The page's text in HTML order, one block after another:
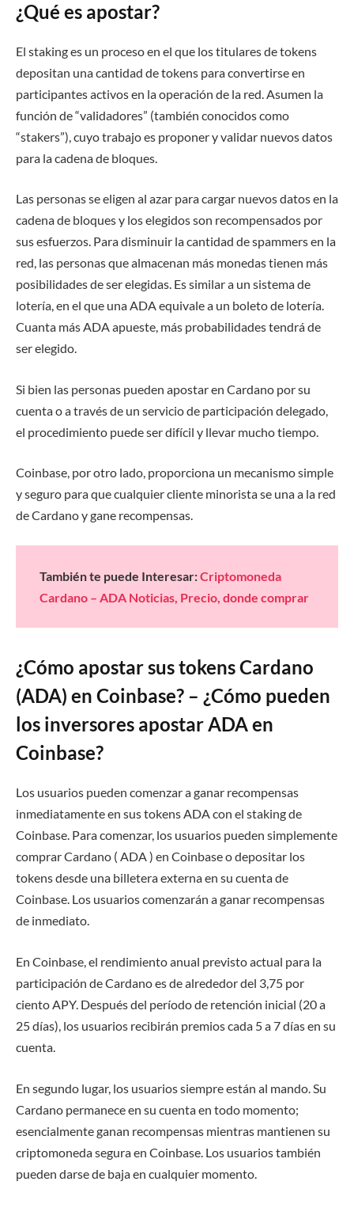
¿Qué es apostar?
El staking es un proceso en el que los titulares de tokens
depositan una cantidad de tokens para convertirse en
participantes activos en la operación de la red. Asumen la
función de “validadores” (también conocidos como
“stakers”), cuyo trabajo es proponer y validar nuevos datos
para la cadena de bloques.
Las personas se eligen al azar para cargar nuevos datos en la
cadena de bloques y los elegidos son recompensados ​​por
sus esfuerzos. Para disminuir la cantidad de spammers en la
red, las personas que almacenan más monedas tienen más
posibilidades de ser elegidas. Es similar a un sistema de
lotería, en el que una ADA equivale a un boleto de lotería.
Cuanta más ADA apueste, más probabilidades tendrá de
ser elegido.
Si bien las personas pueden apostar en Cardano por su
cuenta o a través de un servicio de participación delegado,
el procedimiento puede ser difícil y llevar mucho tiempo.
Coinbase, por otro lado, proporciona un mecanismo simple
y seguro para que cualquier cliente minorista se una a la red
de Cardano y gane recompensas.
También te puede Interesar:Criptomoneda
Cardano – ADA Noticias, Precio, donde comprar
¿Cómo apostar sus tokens Cardano
(ADA) en Coinbase? – ¿Cómo pueden
los inversores apostar ADA en
Coinbase?
Los usuarios pueden comenzar a ganar recompensas
inmediatamente en sus tokens ADA con el staking de
Coinbase. Para comenzar, los usuarios pueden simplemente
comprar Cardano ( ADA ) en Coinbase o depositar los
tokens desde una billetera externa en su cuenta de
Coinbase. Los usuarios comenzarán a ganar recompensas
de inmediato.
En Coinbase, el rendimiento anual previsto actual para la
participación de Cardano es de alrededor del 3,75 por
ciento APY. Después del período de retención inicial (20 a
25 días), los usuarios recibirán premios cada 5 a 7 días en su
cuenta.
En segundo lugar, los usuarios siempre están al mando. Su
Cardano permanece en su cuenta en todo momento;
esencialmente ganan recompensas mientras mantienen su
criptomoneda segura en Coinbase. Los usuarios también
pueden darse de baja en cualquier momento.